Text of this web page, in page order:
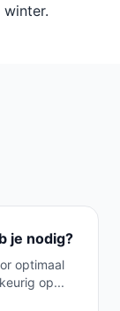
je nodig?
optimaal
op...